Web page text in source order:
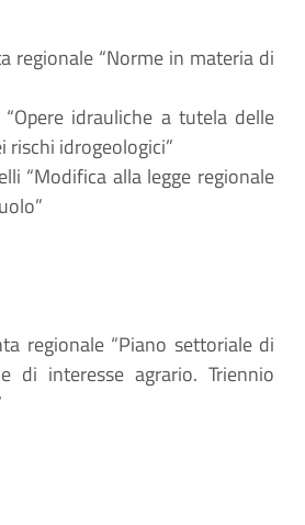
regionale “Norme in materia di
idrauliche a tutela delle
rischi idrogeologici”
“Modifica alla legge regionale
regionale “Piano settoriale di
di interesse agrario. Triennio